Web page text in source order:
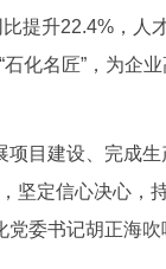
升22.4%，人才
化名匠”，为企
目建设、完成生
坚定信心决心，
委书记胡正海吹